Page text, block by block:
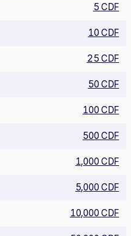
5 CDF
10 CDF
25 CDF
50 CDF
100 CDF
500 CDF
1,000 CDF
5,000 CDF
10,000 CDF